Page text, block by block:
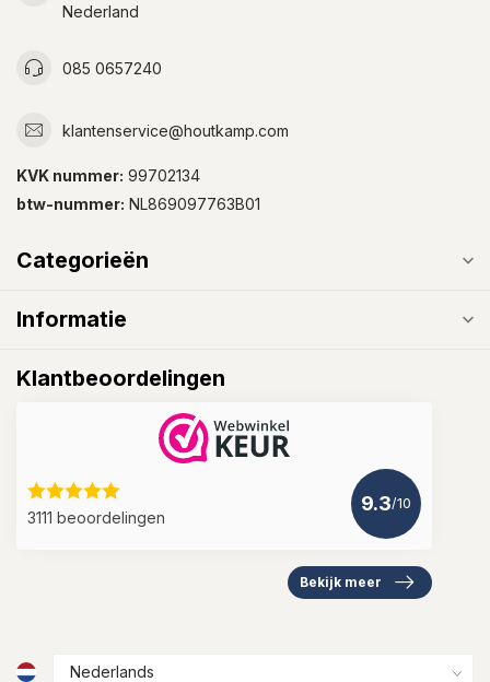
Nederland
085 0657240
klantenservice@houtkamp.com
KVK nummer: 99702134
btw-nummer: NL869097763B01
Categorieën
Informatie
Klantbeoordelingen
3111 beoordelingen
9.3/10
Bekijk meer